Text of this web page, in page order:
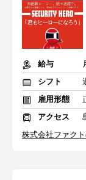
給与
シフト
雇用形態
アクセス
株式会社ファク